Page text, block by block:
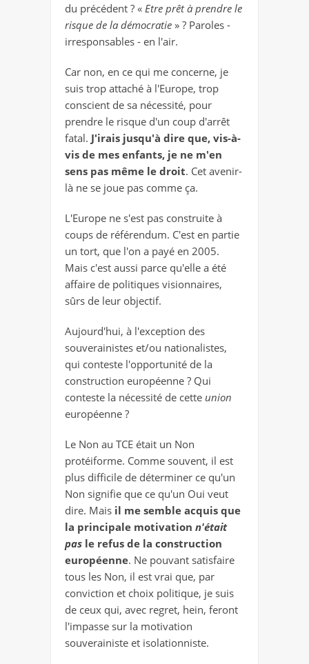
du précédent ? « Etre prêt à prendre le
risque de la démocratie » ? Paroles -
irresponsables - en l'air.
Car non, en ce qui me concerne, je
suis trop attaché à l'Europe, trop
conscient de sa nécessité, pour
prendre le risque d'un coup d'arrêt
fatal. J'irais jusqu'à dire que, vis-à-
vis de mes enfants, je ne m'en
sens pas même le droit. Cet avenir-
là ne se joue pas comme ça.
L'Europe ne s'est pas construite à
coups de référendum. C'est en partie
un tort, que l'on a payé en 2005.
Mais c'est aussi parce qu'elle a été
affaire de politiques visionnaires,
sûrs de leur objectif.
Aujourd'hui, à l'exception des
souverainistes et/ou nationalistes,
qui conteste l'opportunité de la
construction européenne ? Qui
conteste la nécessité de cette union
européenne ?
Le Non au TCE était un Non
protéiforme. Comme souvent, il est
plus difficile de déterminer ce qu'un
Non signifie que ce qu'un Oui veut
dire. Mais il me semble acquis que
la principale motivation n'était
pas le refus de la construction
européenne. Ne pouvant satisfaire
tous les Non, il est vrai que, par
conviction et choix politique, je suis
de ceux qui, avec regret, hein, feront
l'impasse sur la motivation
souverainiste et isolationniste.